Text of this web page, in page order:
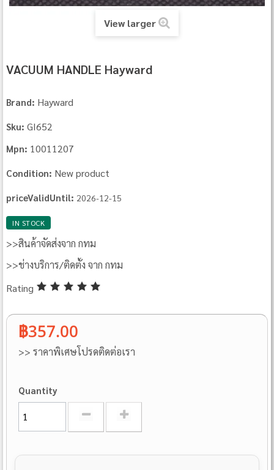
View larger
VACUUM HANDLE Hayward
Brand: Hayward
Sku: GI652
Mpn: 10011207
Condition: New product
priceValidUntil: 2026-12-15
IN STOCK
>>สินค้าจัดส่งจาก กทม
>>ช่างบริการ/ติดตั้ง จาก กทม
Rating
฿357.00
>> ราคาพิเศษโปรดติดต่อเรา
Quantity